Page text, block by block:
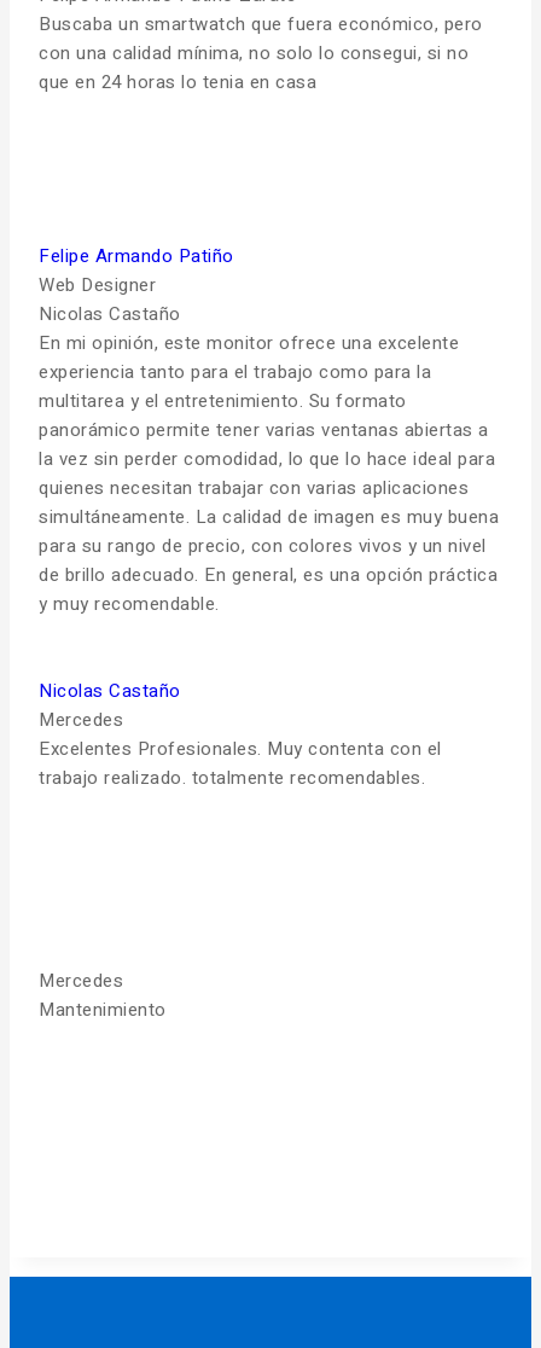
Buscaba un smartwatch que fuera económico, pero
con una calidad mínima, no solo lo consegui, si no
que en 24 horas lo tenia en casa
Felipe Armando Patiño
Web Designer
Nicolas Castaño
En mi opinión, este monitor ofrece una excelente
experiencia tanto para el trabajo como para la
multitarea y el entretenimiento. Su formato
panorámico permite tener varias ventanas abiertas a
la vez sin perder comodidad, lo que lo hace ideal para
quienes necesitan trabajar con varias aplicaciones
simultáneamente. La calidad de imagen es muy buena
para su rango de precio, con colores vivos y un nivel
de brillo adecuado. En general, es una opción práctica
y muy recomendable.
Nicolas Castaño
Mercedes
Excelentes Profesionales. Muy contenta con el
trabajo realizado. totalmente recomendables.
Mercedes
Mantenimiento